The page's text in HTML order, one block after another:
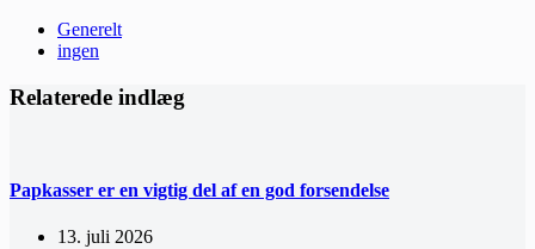
Generelt
ingen
Relaterede indlæg
Papkasser er en vigtig del af en god forsendelse
13. juli 2026